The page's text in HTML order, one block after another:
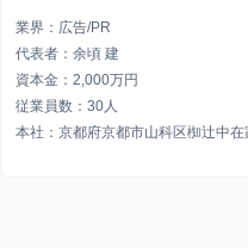
業界：広告/PR
代表者：余頃 建
資本金：2,000万円
従業員数：30人
本社：京都府京都市山科区椥辻中